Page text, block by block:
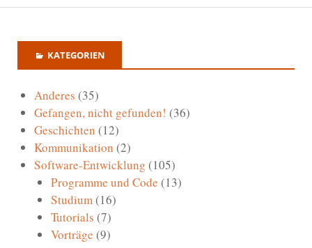
KATEGORIEN
Anderes (35)
Gefangen, nicht gefunden! (36)
Geschichten (12)
Kommunikation (2)
Software-Entwicklung (105)
Programme und Code (13)
Studium(16)
Tutorials (7)
Vorträge (9)